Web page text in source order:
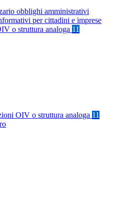
obblighi amministrativi
per cittadini e imprese
o struttura analoga 11
OIV o struttura analoga 11